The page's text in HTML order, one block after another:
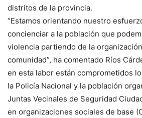
distritos de la provincia.
“Estamos orientando nuestro
concienciar a la población que
violencia partiendo de la
comunidad”, ha comentado Ríos
en esta labor están comprometidos
la Policía Nacional y la población
Juntas Vecinales de Seguridad
en organizaciones sociales de base